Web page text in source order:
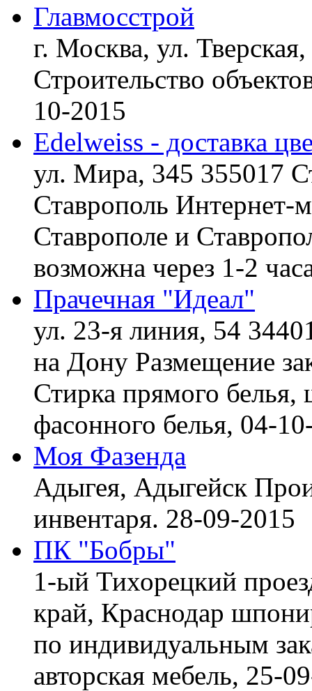
Главмосстрой
г. Москва, ул.
Строительство
10-2015
Edelweiss - доставка
ул. Мира, 345 355017
Ставрополь Интернет-
Ставрополе и
возможна через 1-2
Прачечная "Идеал"
ул. 23-я линия, 54
на Дону Размещение
Стирка прямого
фасонного белья, 04-
Моя Фазенда
Адыгея, Адыгейск
инвентаря. 28-09-2015
ПК "Бобры"
1-ый Тихорецкий
край, Краснодар
по индивидуальным
авторская мебель, 25-